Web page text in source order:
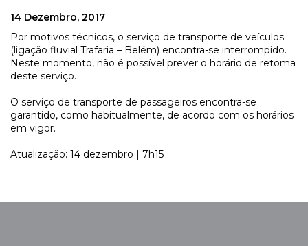
14 Dezembro, 2017
Por motivos técnicos, o serviço de transporte de veículos
(ligação fluvial Trafaria – Belém) encontra-se interrompido.
Neste momento, não é possível prever o horário de retoma
deste serviço.
O serviço de transporte de passageiros encontra-se
garantido, como habitualmente, de acordo com os horários
em vigor.
Atualização: 14 dezembro | 7h15